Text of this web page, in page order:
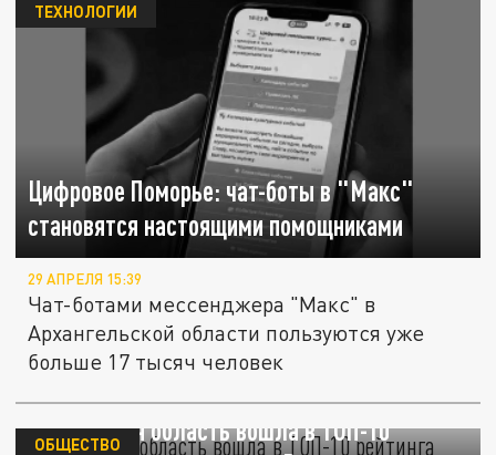
Цифровое Поморье: чат-боты в "Макс"
становятся настоящими помощниками
ТЕХНОЛОГИИ
29 АПРЕЛЯ 15:39
Чат-ботами мессенджера "Макс" в
Архангельской области пользуются уже
больше 17 тысяч человек
Московская область вошла в ТОП-10
ОБЩЕСТВО